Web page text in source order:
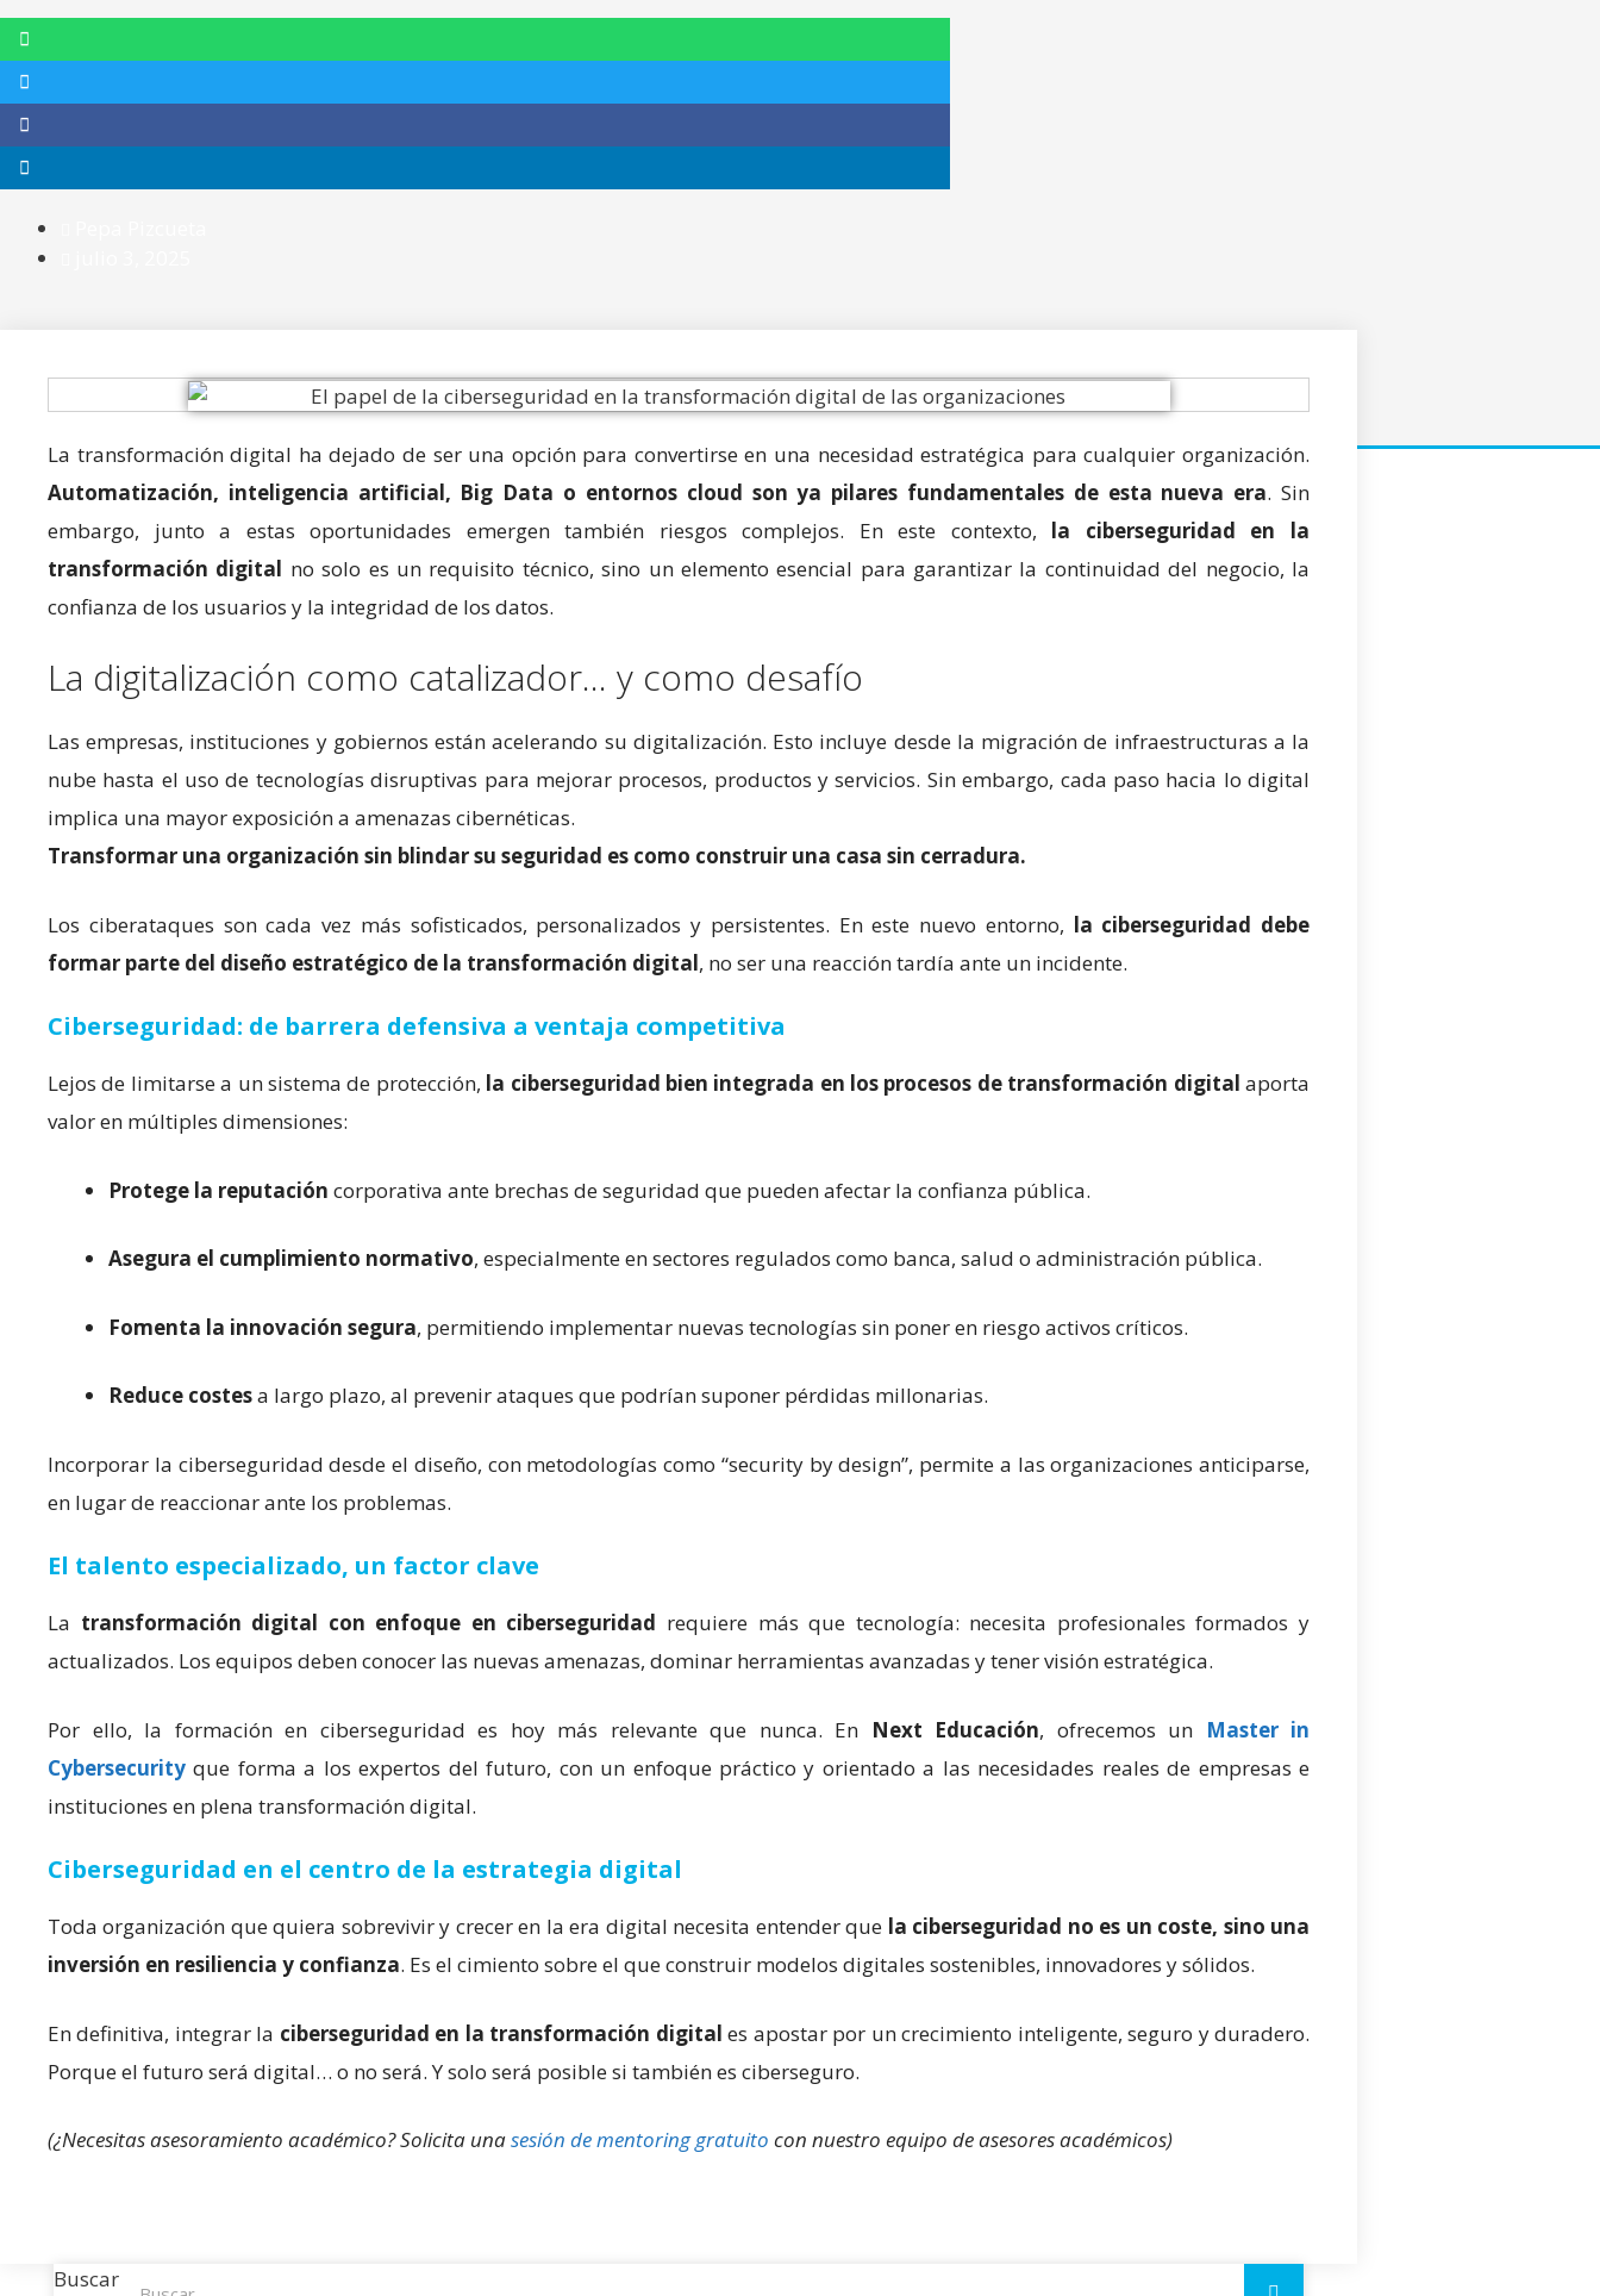
La transformación digital ha dejado de ser una opción para convertirse en una necesidad estratégica para cualquier organización.
Automatización, inteligencia artificial, Big Data o entornos cloud son ya pilares fundamentales de esta nueva era. Sin
embargo, junto a estas oportunidades emergen también riesgos complejos. En este contexto, la ciberseguridad en la
transformación digital no solo es un requisito técnico, sino un elemento esencial para garantizar la continuidad del negocio, la
confianza de los usuarios y la integridad de los datos.
La digitalización como catalizador… y como desafío
Las empresas, instituciones y gobiernos están acelerando su digitalización. Esto incluye desde la migración de infraestructuras a la
nube hasta el uso de tecnologías disruptivas para mejorar procesos, productos y servicios. Sin embargo, cada paso hacia lo digital
implica una mayor exposición a amenazas cibernéticas.
Transformar una organización sin blindar su seguridad es como construir una casa sin cerradura.
Los ciberataques son cada vez más sofisticados, personalizados y persistentes. En este nuevo entorno, la ciberseguridad debe
formar parte del diseño estratégico de la transformación digital, no ser una reacción tardía ante un incidente.
Ciberseguridad: de barrera defensiva a ventaja competitiva
Lejos de limitarse a un sistema de protección, la ciberseguridad bien integrada en los procesos de transformación digital aporta
valor en múltiples dimensiones:
Protege la reputación corporativa ante brechas de seguridad que pueden afectar la confianza pública.
Asegura el cumplimiento normativo, especialmente en sectores regulados como banca, salud o administración pública.
Fomenta la innovación segura, permitiendo implementar nuevas tecnologías sin poner en riesgo activos críticos.
Reduce costesa largo plazo, al prevenir ataques que podrían suponer pérdidas millonarias.
Incorporar la ciberseguridad desde el diseño, con metodologías como “security by design”, permite a las organizaciones anticiparse,
en lugar de reaccionar ante los problemas.
El talento especializado, un factor clave
La transformación digital con enfoque en ciberseguridad requiere más que tecnología: necesita profesionales formados y
actualizados. Los equipos deben conocer las nuevas amenazas, dominar herramientas avanzadas y tener visión estratégica.
Por ello, la formación en ciberseguridad es hoy más relevante que nunca. En Next Educación, ofrecemos un Master in
Cybersecurity que forma a los expertos del futuro, con un enfoque práctico y orientado a las necesidades reales de empresas e
instituciones en plena transformación digital.
Ciberseguridad en el centro de la estrategia digital
Toda organización que quiera sobrevivir y crecer en la era digital necesita entender que la ciberseguridad no es un coste, sino una
inversión en resiliencia y confianza. Es el cimiento sobre el que construir modelos digitales sostenibles, innovadores y sólidos.
En definitiva, integrar la ciberseguridad en la transformación digital es apostar por un crecimiento inteligente, seguro y duradero.
Porque el futuro será digital… o no será. Y solo será posible si también es ciberseguro.
(¿Necesitas asesoramiento académico? Solicita unasesión de mentoring gratuito con nuestro equipo de asesores académicos)
Buscar